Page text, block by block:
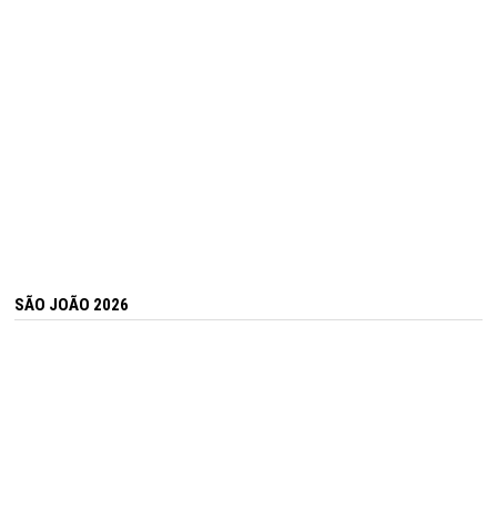
SÃO JOÃO 2026